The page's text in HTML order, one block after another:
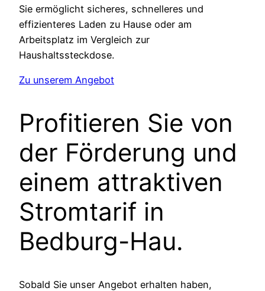
Sie ermöglicht sicheres, schnelleres und
effizienteres Laden zu Hause oder am
Arbeitsplatz im Vergleich zur
Haushaltssteckdose.
Zu unserem Angebot
Profitieren Sie von
der Förderung und
einem attraktiven
Stromtarif in
Bedburg-Hau.
Sobald Sie unser Angebot erhalten haben,